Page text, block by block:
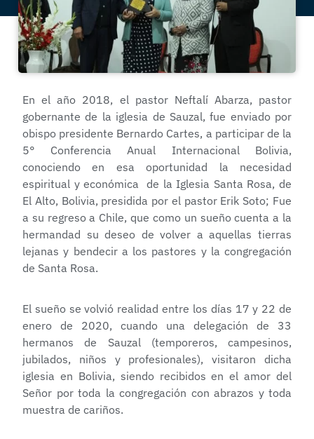
En el año 2018, el pastor Neftalí Abarza, pastor
gobernante de la iglesia de Sauzal, fue enviado por
obispo presidente Bernardo Cartes, a participar de la
5° Conferencia Anual Internacional Bolivia,
conociendo en esa oportunidad la necesidad
espiritual y económica de la Iglesia Santa Rosa, de
El Alto, Bolivia, presidida por el pastor Erik Soto; Fue
a su regreso a Chile, que como un sueño cuenta a la
hermandad su deseo de volver a aquellas tierras
lejanas y bendecir a los pastores y la congregación
de Santa Rosa.
El sueño se volvió realidad entre los días 17 y 22 de
enero de 2020, cuando una delegación de 33
hermanos de Sauzal (temporeros, campesinos,
jubilados, niños y profesionales), visitaron dicha
iglesia en Bolivia, siendo recibidos en el amor del
Señor por toda la congregación con abrazos y toda
muestra de cariños.